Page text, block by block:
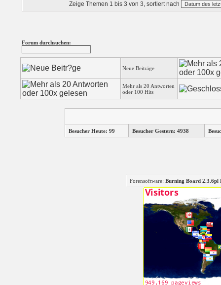
Zeige Themen 1 bis 3 von 3, sortiert nach
Forum durchsuchen:
Neue Beiträge
Mehr als 20 Antworten
oder 100 Hits
Besucher Heute: 99 Besucher Gestern: 4938
Forensoftware: Burning Board